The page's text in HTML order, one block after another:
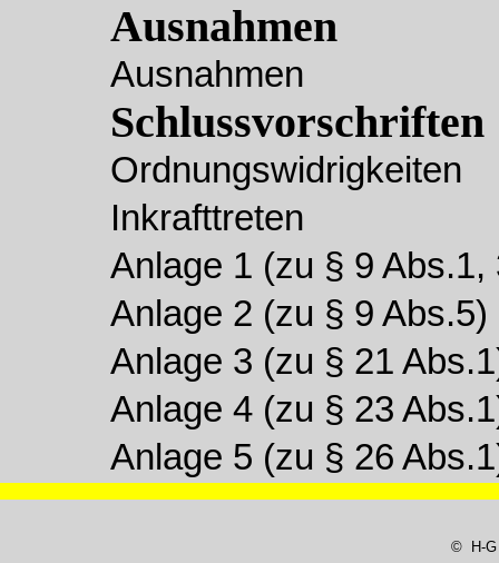
Ausnahmen
Ausnahmen
Schlussvorschriften
Ordnungswidrigkeiten
Inkrafttreten
Anlage 1 (zu § 9 Abs.1,
Anlage 2 (zu § 9 Abs.5)
Anlage 3 (zu § 21
Anlage 4 (zu § 23
Anlage 5 (zu § 26
© H-G